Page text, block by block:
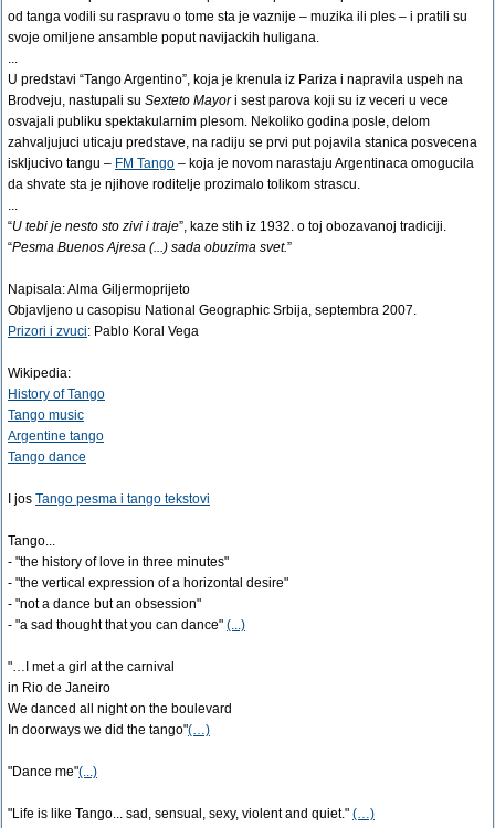
od tanga vodili su raspravu o tome sta je vaznije – muzika ili ples – i pratili su
svoje omiljene ansamble poput navijackih huligana.
...
U predstavi “Tango Argentino”, koja je krenula iz Pariza i napravila uspeh na
Brodveju, nastupali su Sexteto Mayori sest parova koji su iz veceri u vece
osvajali publiku spektakularnim plesom. Nekoliko godina posle, delom
zahvaljujuci uticaju predstave, na radiju se prvi put pojavila stanica posvecena
iskljucivo tangu – FM Tango – koja je novom narastaju Argentinaca omogucila
da shvate sta je njihove roditelje prozimalo tolikom strascu.
...
“U tebi je nesto sto zivi i traje”, kaze stih iz 1932. o toj obozavanoj tradiciji.
“Pesma Buenos Ajresa (...) sada obuzima svet.”
Napisala: Alma Giljermoprijeto
Objavljeno u casopisu National Geographic Srbija, septembra 2007.
Prizori i zvuci: Pablo Koral Vega
Wikipedia:
History of Tango
Tango music
Argentine tango
Tango dance
I jos Tango pesma i tango tekstovi
Tango...
- "the history of love in three minutes"
- "the vertical expression of a horizontal desire"
- "not a dance but an obsession"
- "a sad thought that you can dance" (...)
"…I met a girl at the carnival
in Rio de Janeiro
We danced all night on the boulevard
In doorways we did the tango"(…)
"Dance me"(...)
"Life is like Tango... sad, sensual, sexy, violent and quiet." (…)